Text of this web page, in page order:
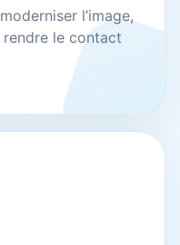
l’image,
le contact